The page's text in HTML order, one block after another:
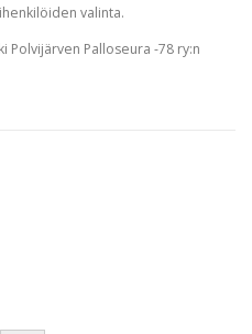
valinta.
Polvijärven Palloseura -78 ry:n